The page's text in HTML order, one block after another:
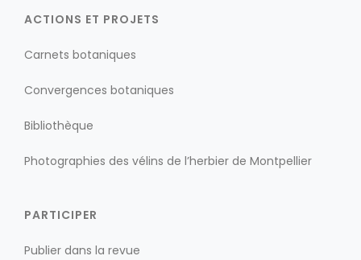
ACTIONS ET PROJETS
Carnets botaniques
Convergences botaniques
Bibliothèque
Photographies des vélins de l’herbier de Montpellier
PARTICIPER
Publier dans la revue